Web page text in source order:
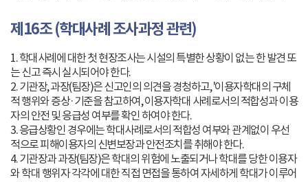
제16조 (학대사례 조사과정 관련)
1. 학대사례에 대한 첫 현장조사는 시설의 특별한 상황이 없는 한 발견 또
는 신고 즉시 실시되어야 한다.
2. 기관장, 과장(팀장)은 신고인의 의견을 경청하고, '이용자학대의 구체
적 행위와 증상·기준을 참고하여, 이용자학대 사례로서의 적합성과 이용
자의 안전 및 응급성 여부를 확인 하여야 한다.
3. 응급상황인 경우에는 학대사례로서의 적합성 여부와 관계없이 우선
적으로 피해이용자의 신변보장과 안전조치를 취해야 한다.
4. 기관장과 과장(팀장)은 학대의 위험에 노출되거나 학대를 당한 이용자
와 학대 행위자 각각에 대한 직접 면접을 통하여 자세하게 학대가 이루어